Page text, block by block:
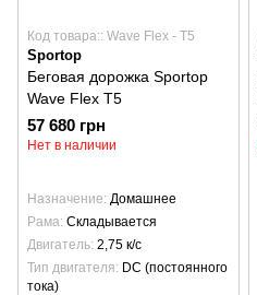
Код товара:: Wave Flex - T5
Sportop
Беговая дорожка Sportop
Wave Flex T5
57 680 грн
Нет в наличии
Назначение Домашнее
Рама Складывается
Двигатель 2,75 к/с
Тип двигателя
DC (постоянного
тока)